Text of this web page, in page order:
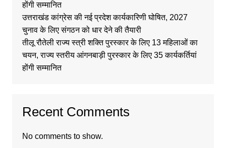
होंगी सम्मानित
उत्तराखंड कांग्रेस की नई प्रदेश कार्यकारिणी घोषित, 2027
चुनाव के लिए संगठन को धार देने की तैयारी
तीलू रौतेली राज्य स्त्री शक्ति पुरस्कार के लिए 13 महिलाओं का
चयन, राज्य स्तरीय आंगनबाड़ी पुरस्कार के लिए 35 कार्यकर्तियां
होंगी सम्मानित
Recent Comments
No comments to show.